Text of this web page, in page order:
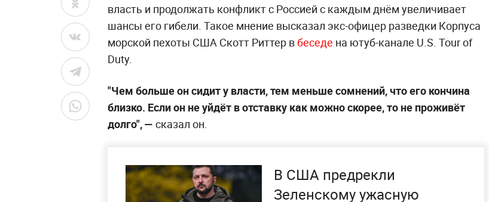
власть и продолжать конфликт с Россией с каждым днём увеличивает
шансы его гибели. Такое мнение высказал экс-офицер разведки Корпуса
морской пехоты США Скотт Риттер вбеседе на ютуб-канале U.S. Tour of
Duty.
"Чем больше он сидит у власти, тем меньше сомнений, что его кончина
близко. Если он не уйдёт в отставку как можно скорее, то не проживёт
долго", — сказал он.
В США предрекли
Зеленскому ужасную